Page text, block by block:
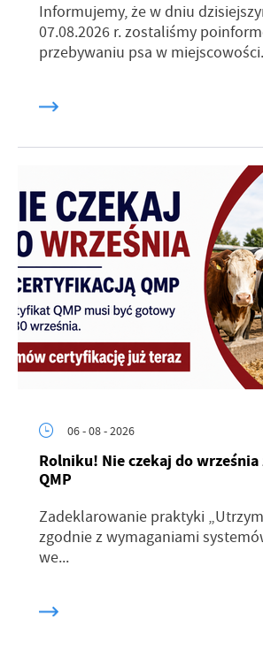
Informujemy, że w dniu
07.08.2026 r. zostaliśmy
przebywaniu psa w
06 - 08 - 2026
Rolniku! Nie czekaj do
QMP
Zadeklarowanie praktyki
zgodnie z wymaganiami
we...